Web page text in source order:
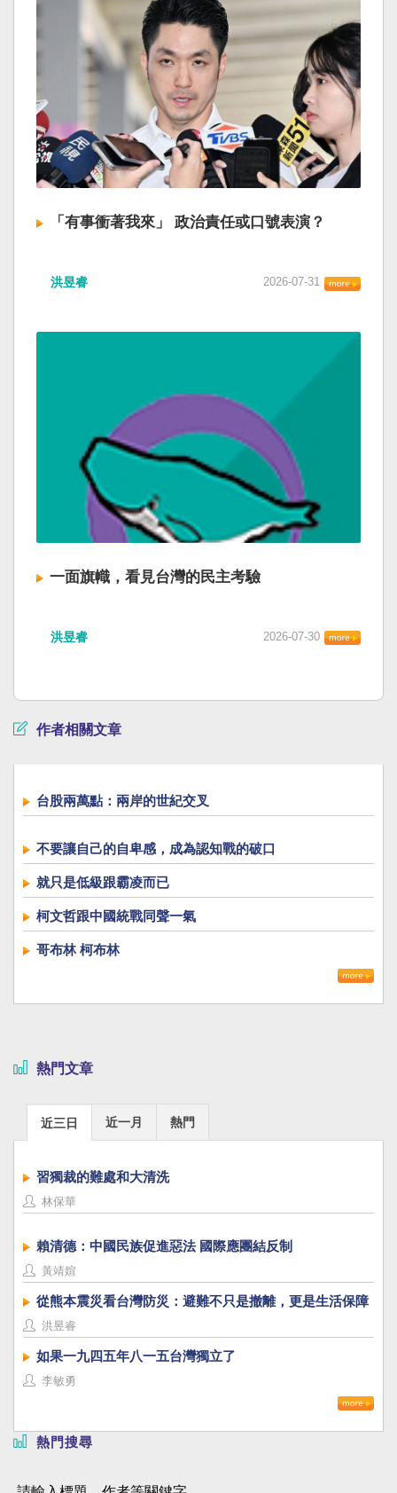
「有事衝著我來」 政治責任或口號表演？
洪昱睿 2026-07-31
一面旗幟，看見台灣的民主考驗
洪昱睿 2026-07-30
作者相關文章
台股兩萬點：兩岸的世紀交叉
不要讓自己的自卑感，成為認知戰的破口
就只是低級跟霸凌而已
柯文哲跟中國統戰同聲一氣
哥布林 柯布林
熱門文章
近三日 近一月 熱門
習獨裁的難處和大清洗
林保華
賴清德：中國民族促進惡法 國際應團結反制
黃靖媗
從熊本震災看台灣防災：避難不只是撤離，更是生活保障
洪昱睿
如果一九四五年八一五台灣獨立了
李敏勇
熱門搜尋